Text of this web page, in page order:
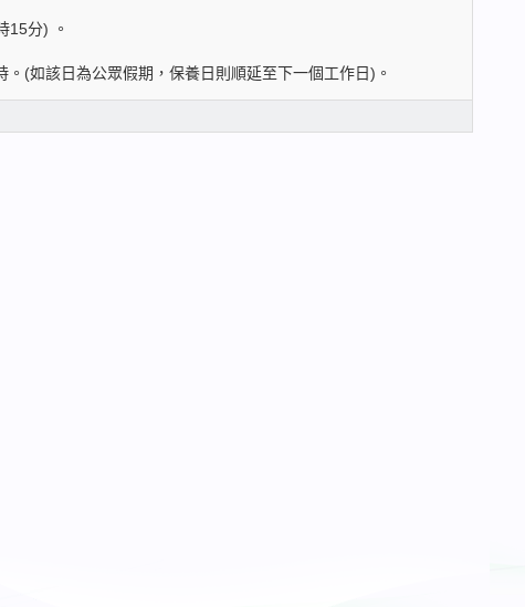
15分) 。
(如該日為公眾假期，保養日則順延至下一個工作日)。